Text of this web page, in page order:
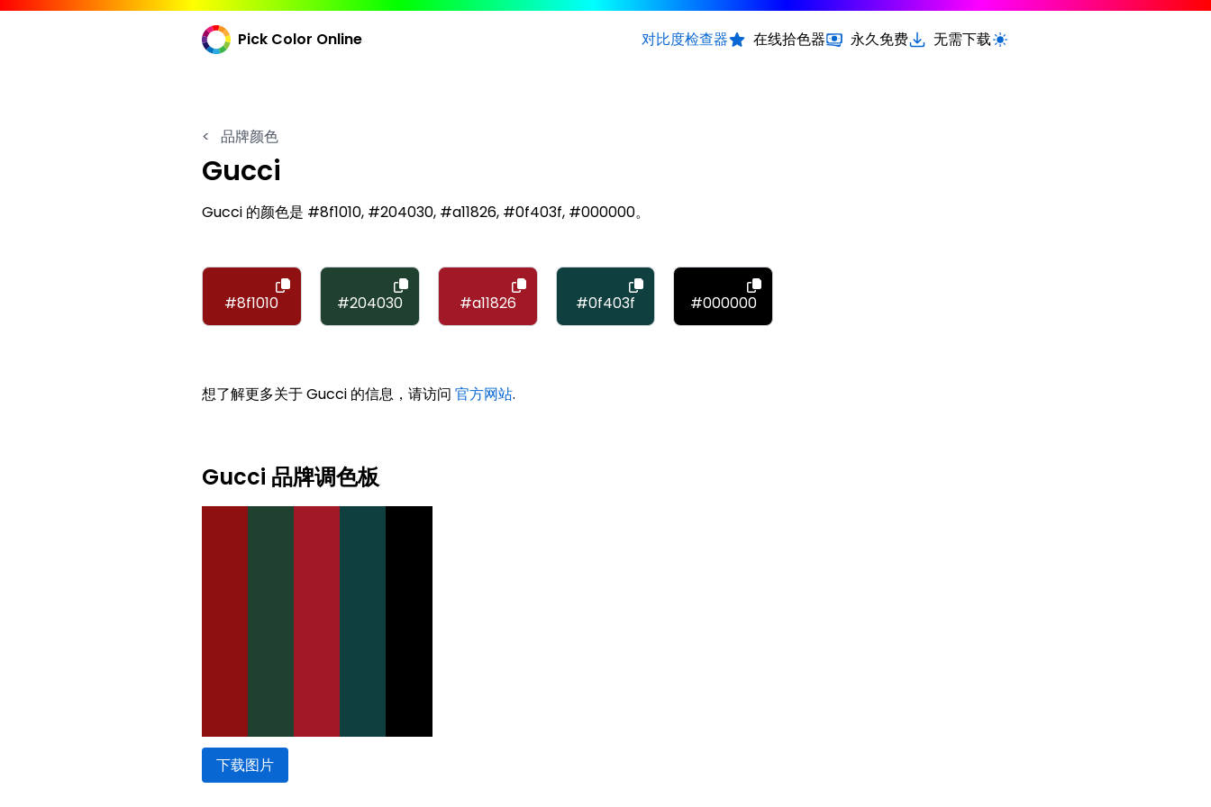
Pick Color Online 对比度检查器 在线拾色器 永久免费 无需下载切换浅色 / 深色模式
< 品牌颜色
Gucci
Gucci 的颜色是 #8f1010, #204030, #a11826, #0f403f, #000000。
#8f1010 #204030 #a11826 #0f403f #000000
想了解更多关于 Gucci 的信息，请访问 官方网站.
Gucci 品牌调色板
下载图片